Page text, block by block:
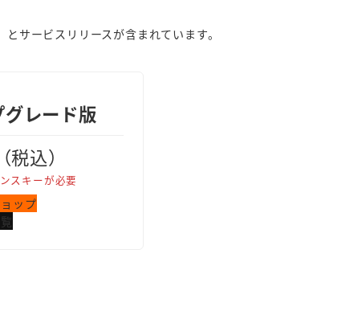
サービスリリースが含まれています。
レード版
込）
スキーが必要
ップ